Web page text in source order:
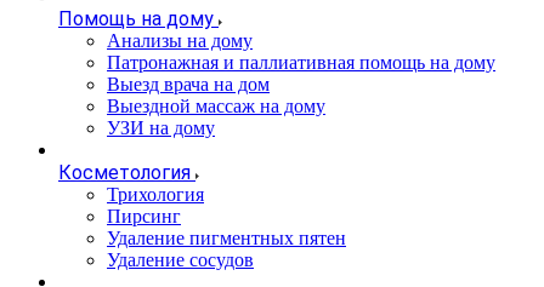
Помощь на дому
Анализы на дому
Патронажная и паллиативная помощь на дому
Выезд врача на дом
Выездной массаж на дому
УЗИ на дому
Косметология
Трихология
Пирсинг
Удаление пигментных пятен
Удаление сосудов